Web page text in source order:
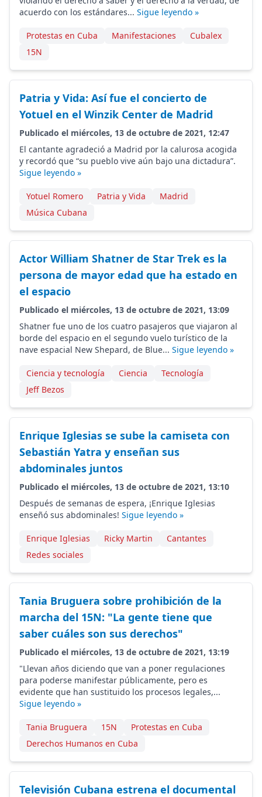
acuerdo con los estándares... Sigue leyendo »
Protestas en Cuba Manifestaciones
Cubalex
15N
Patria y Vida: Así fue el concierto de
Yotuel en el Winzik Center de Madrid
Publicado el miércoles, 13 de octubre de 2021, 12:47
El cantante agradeció a Madrid por la calurosa acogida
y recordó que “su pueblo vive aún bajo una dictadura”.
Sigue leyendo »
Yotuel Romero Patria y Vida
Madrid
Música Cubana
Actor William Shatner de Star Trek es la
persona de mayor edad que ha estado en
el espacio
Publicado el miércoles, 13 de octubre de 2021, 13:09
Shatner fue uno de los cuatro pasajeros que viajaron al
borde del espacio en el segundo vuelo turístico de la
nave espacial New Shepard, de Blue... Sigue leyendo »
Ciencia y tecnología Ciencia
Tecnología
Jeff Bezos
Enrique Iglesias se sube la camiseta con
Sebastián Yatra y enseñan sus
abdominales juntos
Publicado el miércoles, 13 de octubre de 2021, 13:10
Después de semanas de espera, ¡Enrique Iglesias
enseñó sus abdominales! Sigue leyendo »
Enrique Iglesias Ricky Martin
Cantantes
Redes sociales
Tania Bruguera sobre prohibición de la
marcha del 15N: "La gente tiene que
saber cuáles son sus derechos"
Publicado el miércoles, 13 de octubre de 2021, 13:19
"Llevan años diciendo que van a poner regulaciones
para poderse manifestar públicamente, pero es
evidente que han sustituido los procesos legales,...
Sigue leyendo »
Tania Bruguera 15N
Protestas en Cuba
Derechos Humanos en Cuba
Televisión Cubana estrena el documental